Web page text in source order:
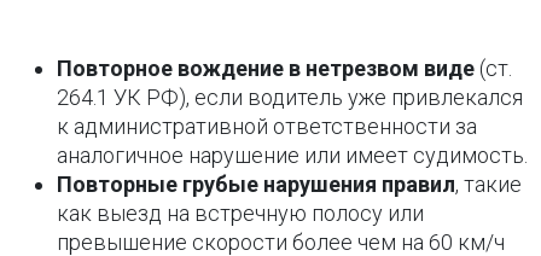
Повторное вождение в нетрезвом виде (ст.
264.1 УК РФ), если водитель уже привлекался
к административной ответственности за
аналогичное нарушение или имеет судимость.
Повторные грубые нарушения правил, такие
как выезд на встречную полосу или
превышение скорости более чем на 60 км/ч